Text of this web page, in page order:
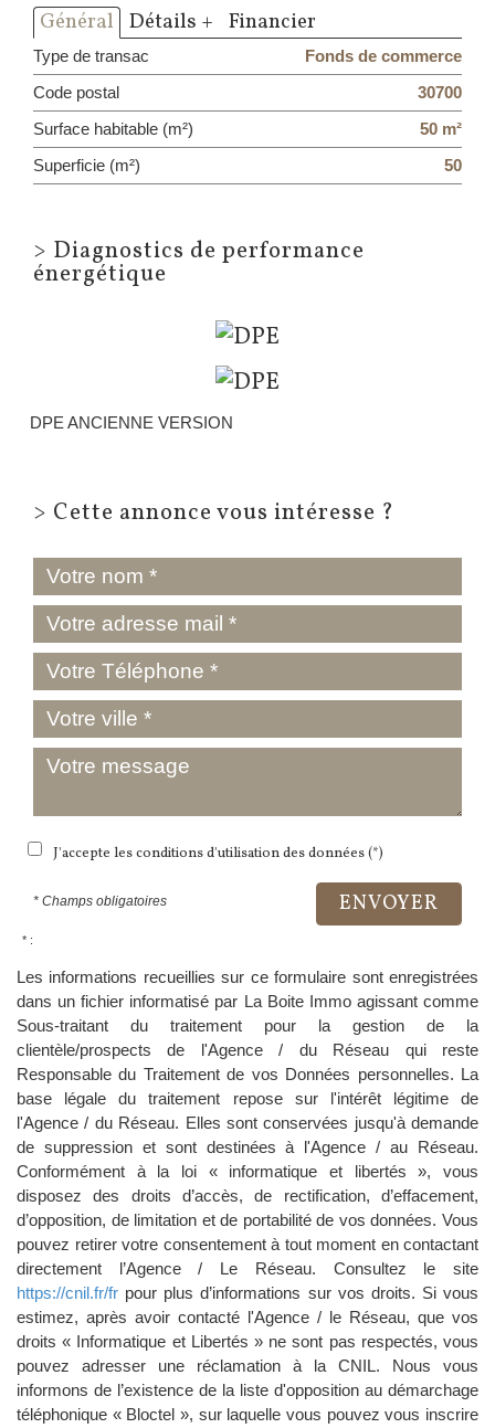
Général Détails + Financier
Type de transac Fonds de commerce
Code postal 30700
Surface habitable (m²) 50 m²
Superficie (m²) 50
> Diagnostics de performance
énergétique
DPE ANCIENNE VERSION
> Cette annonce vous intéresse ?
J'accepte les conditions d'utilisation des données (*)
* Champs obligatoires ENVOYER
* :
Les informations recueillies sur ce formulaire sont enregistrées
dans un fichier informatisé par La Boite Immo agissant comme
Sous-traitant du traitement pour la gestion de la
clientèle/prospects de l'Agence / du Réseau qui reste
Responsable du Traitement de vos Données personnelles. La
base légale du traitement repose sur l'intérêt légitime de
l'Agence / du Réseau. Elles sont conservées jusqu'à demande
de suppression et sont destinées à l'Agence / au Réseau.
Conformément à la loi « informatique et libertés », vous
disposez des droits d’accès, de rectification, d’effacement,
d’opposition, de limitation et de portabilité de vos données. Vous
pouvez retirer votre consentement à tout moment en contactant
directement l’Agence / Le Réseau. Consultez le site
https://cnil.fr/fr pour plus d’informations sur vos droits. Si vous
estimez, après avoir contacté l'Agence / le Réseau, que vos
droits « Informatique et Libertés » ne sont pas respectés, vous
pouvez adresser une réclamation à la CNIL. Nous vous
informons de l’existence de la liste d'opposition au démarchage
téléphonique « Bloctel », sur laquelle vous pouvez vous inscrire